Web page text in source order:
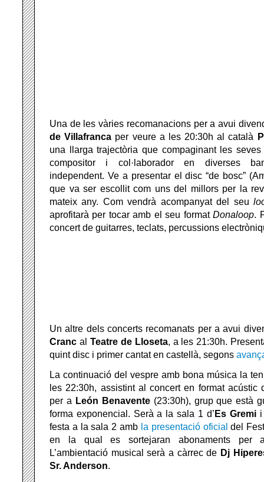
Una de les vàries recomanacions per a avui
de Villafranca per veure a les 20:30h al català
una llarga trajectòria que compaginant les
compositor i col·laborador en diverses
independent. Ve a presentar el disc “de bosc”
que va ser escollit com uns del millors per la
mateix any. Com vendrà acompanyat del seu
aprofitarà per tocar amb el seu formatDonaloop.
concert de guitarres, teclats, percussions
Un altre dels concerts recomanats per a avui
Cranc al Teatre de Lloseta, a les 21:30h.
quint disc i primer cantat en castellà, segons
La continuació del vespre amb bona música la
les 22:30h, assistint al concert en format acústic
per a León Benavente(23:30h), grup que està
forma exponencial. Serà a la sala 1 d’ Es Gremi
festa a la sala 2 amb la presentació oficial del
en la qual es sortejaran abonaments per a
L’ambientació musical serà a càrrec de Dj
Sr. Anderson.